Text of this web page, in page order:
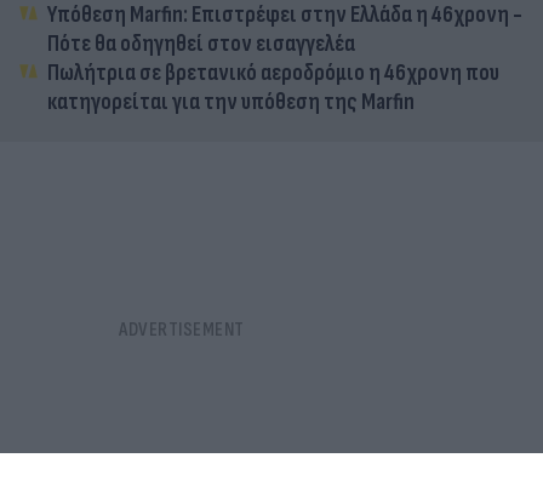
Υπόθεση Marfin: Επιστρέφει στην Ελλάδα η 46χρονη -
Πότε θα οδηγηθεί στον εισαγγελέα
Πωλήτρια σε βρετανικό αεροδρόμιο η 46χρονη που
κατηγορείται για την υπόθεση της Marfin